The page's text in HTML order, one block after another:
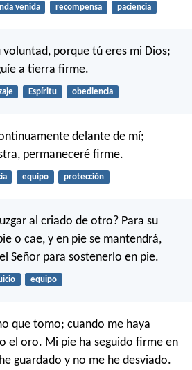
venida recompensa paciencia
voluntad, porque tú eres mi Dios;
a tierra firme.
Espíritu obediencia
delante de mí;
permaneceré firme.
equipo protección
al criado de otro? Para su
o cae, y en pie se mantendrá,
Señor para sostenerlo en pie.
equipo
que tomo; cuando me haya
el oro. Mi pie ha seguido firme en
guardado y no me he desviado.